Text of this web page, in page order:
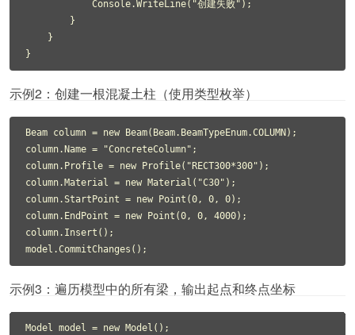
}
示例2：创建一根混凝土柱（使用类型枚举）
Beam column = new Beam(Beam.BeamTypeEnum.COLUMN);
column.Name = "ConcreteColumn";
column.Profile = new Profile("RECT300*300");
column.Material = new Material("C30");
column.StartPoint = new Point(0, 0, 0);
column.EndPoint = new Point(0, 0, 4000);
column.Insert();
model.CommitChanges();
示例3：遍历模型中的所有梁，输出起点和终点坐标
Model model = new Model();